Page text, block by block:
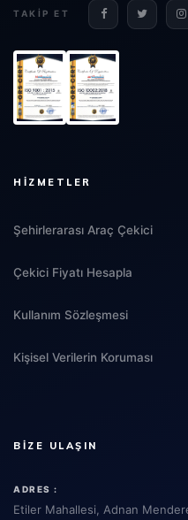
TAKIP ET
HIZMETLER
Şehirlerarası Araç Çekici
Çekici Fiyatı Hesapla
Kullanım Sözleşmesi
Kişisel Verilerin Koruması
BIZE ULAŞIN
ADRES :
Etiler Mahallesi, Adnan